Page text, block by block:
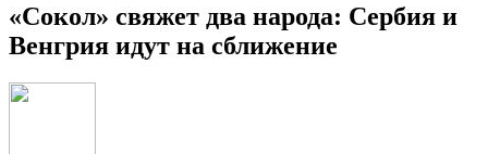
«Сокол» свяжет два народа: Сербия и
Венгрия идут на сближение